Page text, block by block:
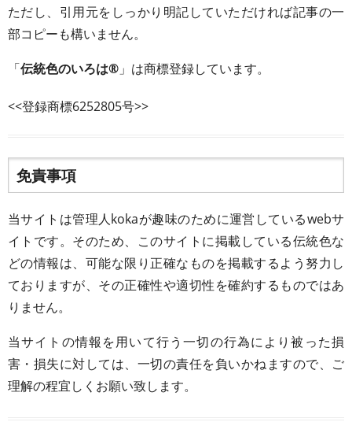
ただし、引用元をしっかり明記していただければ記事の一
部コピーも構いません。
「伝統色のいろは® 」は商標登録しています。
<<登録商標6252805号>>
免責事項
当サイトは管理人kokaが趣味のために運営しているwebサ
イトです。そのため、このサイトに掲載している伝統色な
どの情報は、可能な限り正確なものを掲載するよう努力し
ておりますが、その正確性や適切性を確約するものではあ
りません。
当サイトの情報を用いて行う一切の行為により被った損
害・損失に対しては、一切の責任を負いかねますので、ご
理解の程宜しくお願い致します。